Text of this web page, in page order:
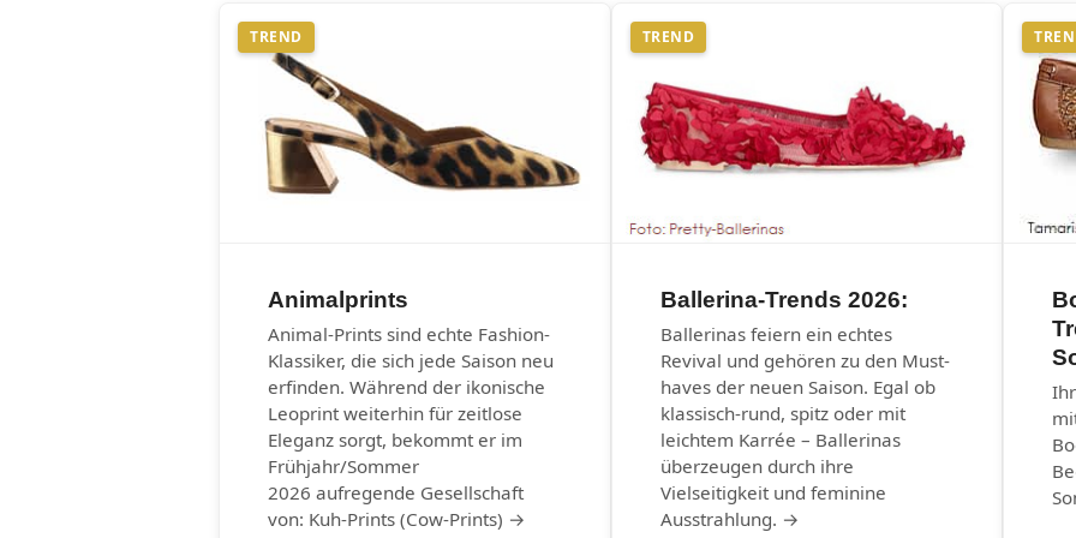
TREND
Animalprints
Animal-Prints sind echte Fashion-
Klassiker, die sich jede Saison neu
erfinden. Während der ikonische
Leoprint weiterhin für zeitlose
Eleganz sorgt, bekommt er im
Frühjahr/Sommer
2026 aufregende Gesellschaft
von: Kuh-Prints (Cow-Prints) →
TREND
Ballerina-Trends 2026:
Ballerinas feiern ein echtes
Revival und gehören zu den Must-
haves der neuen Saison. Egal ob
klassisch-rund, spitz oder mit
leichtem Karrée – Ballerinas
überzeugen durch ihre
Vielseitigkeit und feminine
Ausstrahlung. →